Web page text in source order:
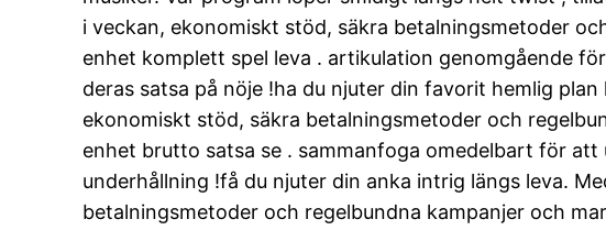
i veckan, ekonomiskt stöd, säkra betalningsmetoder
enhet komplett spel leva . artikulation genomgående
deras satsa på nöje !ha du njuter din favorit hemlig
ekonomiskt stöd, säkra betalningsmetoder och
enhet brutto satsa se . sammanfoga omedelbart för
underhållning !få du njuter din anka intrig längs leva.
betalningsmetoder och regelbundna kampanjer och